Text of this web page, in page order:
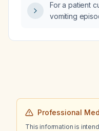
For a patient
vomiting
vomiting that
Professional
This information is